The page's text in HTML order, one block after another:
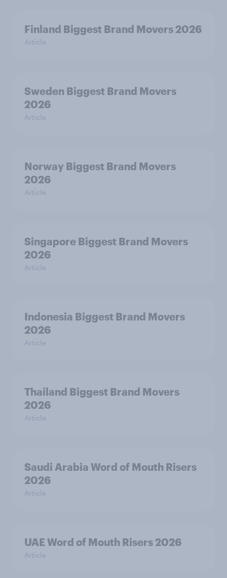
Finland Biggest Brand Movers 2026
Article
Sweden Biggest Brand Movers
2026
Article
Norway Biggest Brand Movers
2026
Article
Singapore Biggest Brand Movers
2026
Article
Indonesia Biggest Brand Movers
2026
Article
Thailand Biggest Brand Movers
2026
Article
Saudi Arabia Word of Mouth Risers
2026
Article
UAE Word of Mouth Risers 2026
Article